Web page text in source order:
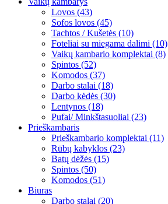
Lovos (43)
Sofos lovos (45)
Tachtos / Kušetės (10)
Foteliai su miegama dalimi (10)
Vaikų kambario komplektai (8)
Spintos (52)
Komodos (37)
Darbo stalai (18)
Darbo kėdės (30)
Lentynos (18)
Pufai/ Minkštasuoliai (23)
Prieškambaris
Prieškambario komplektai (11)
Rūbų kabyklos (23)
Batų dėžės (15)
Spintos (50)
Komodos (51)
Biuras
Darbo stalai (20)